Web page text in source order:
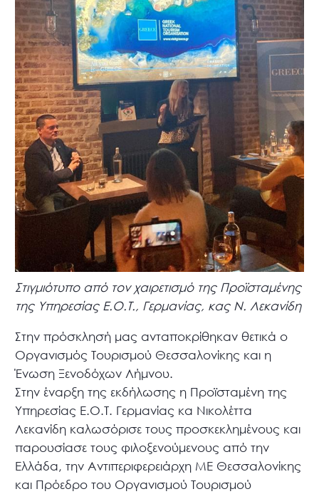
Στιγμιότυπο από τον χαιρετισμό της Προϊσταμένης
της Υπηρεσίας Ε.Ο.Τ., Γερμανίας, κας Ν. Λεκανίδη
Στην πρόσκλησή μας ανταποκρίθηκαν θετικά ο
Οργανισμός Τουρισμού Θεσσαλονίκης και η
Ένωση Ξενοδόχων Λήμνου.
Στην έναρξη της εκδήλωσης η Προϊσταμένη της
Υπηρεσίας Ε.Ο.Τ. Γερμανίας κα Νικολέττα
Λεκανίδη καλωσόρισε τους προσκεκλημένους και
παρουσίασε τους φιλοξενούμενους από την
Ελλάδα, την Αντιπεριφερειάρχη ΜΕ Θεσσαλονίκης
και Πρόεδρο του Οργανισμού Τουρισμού